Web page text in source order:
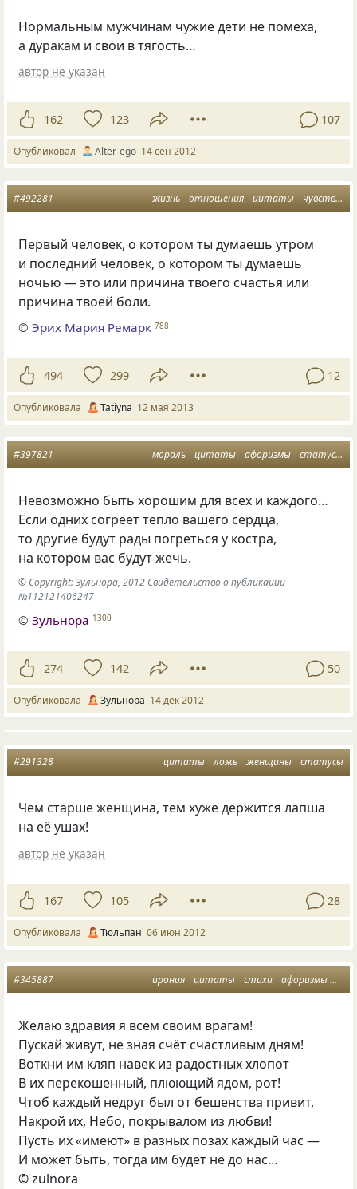
Нормальным мужчинам чужие дети не помеха,
а дуракам и свои в тягость…
автор не указан
162 123 107
Опубликовал Alter-ego 14 сен 2012
жизнь отношения цитаты чувства
#492281
Первый человек, о котором ты думаешь утром
и последний человек, о котором ты думаешь
ночью — это или причина твоего счастья или
причина твоей боли.
©Эрих Мария Ремарк 788
494 299 12
Опубликовала Tatiyna 12 мая 2013
мораль цитаты афоризмы статусы
#397821
Невозможно быть хорошим для всех и каждого…
Если одних согреет тепло вашего сердца,
то другие будут рады погреться у костра,
на котором вас будут жечь.
© Copyright: Зульнора, 2012 Свидетельство о публикации
№112121406247
©Зульнора 1300
274 142 50
Опубликовала Зульнора 14 дек 2012
цитаты ложь женщины статусы
#291328
Чем старше женщина, тем хуже держится лапша
на её ушах!
автор не указан
167 105 28
Опубликовала Тюльпан 06 июн 2012
ирония цитаты стихи афоризмы
#345887
Желаю здравия я всем своим врагам!
Пускай живут, не зная счёт счастливым дням!
Воткни им кляп навек из радостных хлопот
В их перекошенный, плюющий ядом, рот!
Чтоб каждый недруг был от бешенства привит,
Накрой их, Небо, покрывалом из любви!
Пусть их «имеют» в разных позах каждый час —
И может быть, тогда им будет не до нас…
© zulnora